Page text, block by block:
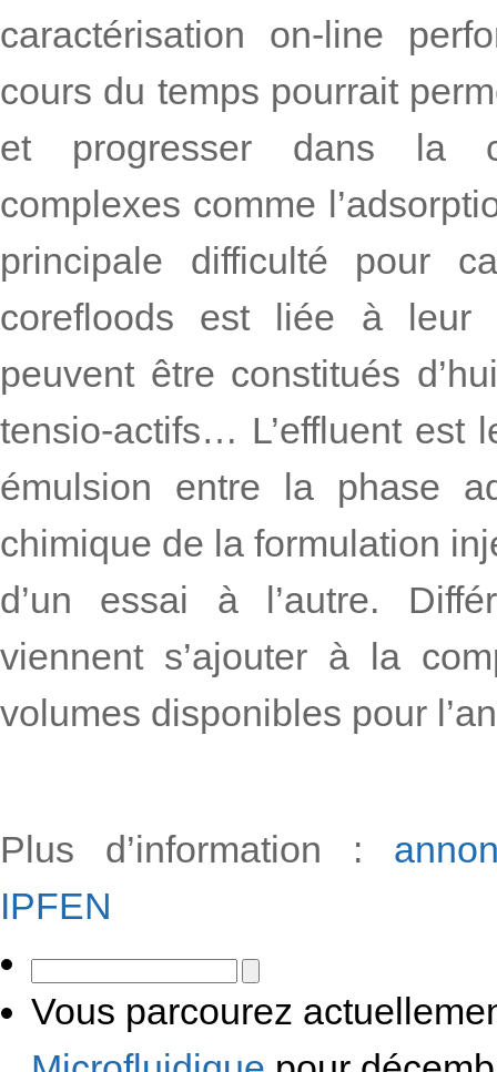
caractérisation on-line
cours du temps pourrait
et progresser dans la
complexes comme
principale difficulté pour
corefloods est liée à leur
peuvent être constitués
tensio-actifs… L’effluent est
émulsion entre la phase
chimique de la formulation
d’un essai à l’autre.
viennent s’ajouter à la
volumes disponibles pour
Plus d’information :
IPFEN
Vous parcourez